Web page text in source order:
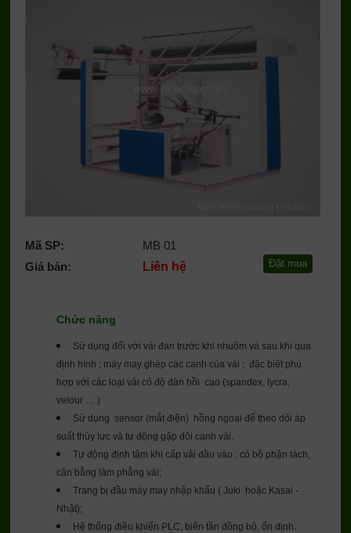
Mã SP:
MB 01
Giá bán:
Liên hệ
Chức năng
Sử dụng đối với vải đan trước khi nhuộm và sau khi qua
định hình ; máy may ghép các cạnh của vải ; đặc biệt phù
hợp với các loại vải có độ đàn hồi cao (spandex, lycra,
velour … )
Sử dụng sensor (mắt điện) hồng ngoại để theo dõi áp
suất thủy lực và tự động gập đôi cạnh vải.
Tự động định tâm khi cấp vải đầu vào ; có bộ phận tách,
cân bằng làm phẳng vải;
Trang bị đầu máy may nhập khẩu ( Juki hoặc Kasai -
Nhật);
Hệ thống điều khiển PLC, biến tần đồng bộ, ổn định.